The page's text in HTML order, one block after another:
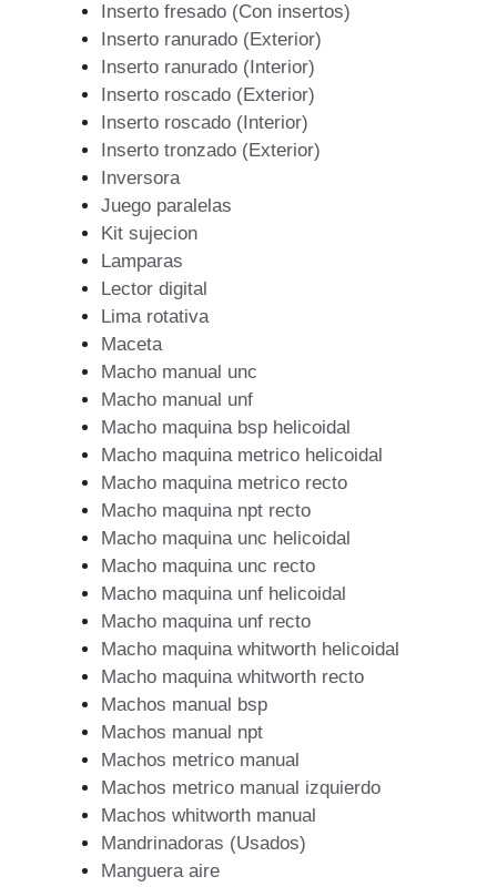
Inserto fresado (Con insertos)
Inserto ranurado (Exterior)
Inserto ranurado (Interior)
Inserto roscado (Exterior)
Inserto roscado (Interior)
Inserto tronzado (Exterior)
Inversora
Juego paralelas
Kit sujecion
Lamparas
Lector digital
Lima rotativa
Maceta
Macho manual unc
Macho manual unf
Macho maquina bsp helicoidal
Macho maquina metrico helicoidal
Macho maquina metrico recto
Macho maquina npt recto
Macho maquina unc helicoidal
Macho maquina unc recto
Macho maquina unf helicoidal
Macho maquina unf recto
Macho maquina whitworth helicoidal
Macho maquina whitworth recto
Machos manual bsp
Machos manual npt
Machos metrico manual
Machos metrico manual izquierdo
Machos whitworth manual
Mandrinadoras (Usados)
Manguera aire